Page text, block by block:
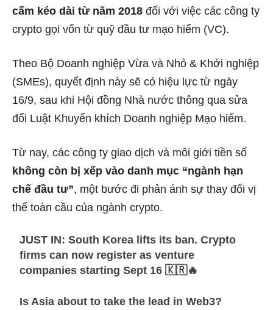
cấm kéo dài từ năm 2018 đối với việc các công ty
crypto gọi vốn từ quỹ đầu tư mạo hiểm (VC).
Theo Bộ Doanh nghiệp Vừa và Nhỏ & Khởi nghiệp
(SMEs), quyết định này sẽ có hiệu lực từ ngày
16/9, sau khi Hội đồng Nhà nước thông qua sửa
đổi Luật Khuyến khích Doanh nghiệp Mạo hiểm.
Từ nay, các công ty giao dịch và môi giới tiền số
không còn bị xếp vào danh mục “ngành hạn
chế đầu tư”, một bước đi phản ánh sự thay đổi vị
thế toàn cầu của ngành crypto.
JUST IN: South Korea lifts its ban. Crypto
firms can now register as venture
companies starting Sept 16 🇰🇷🔥
Is Asia about to take the lead in Web3?